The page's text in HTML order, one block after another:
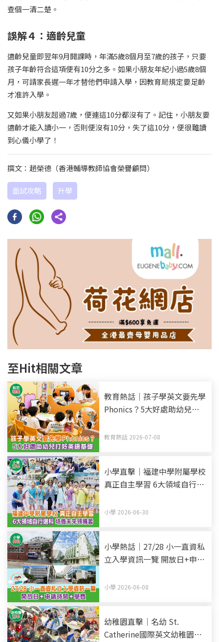
查個一清二楚。
誤解４：適齡兒童
適齡兒童即翌年9月開課時，年滿5歲8個月至7歲的孩子，只要
孩子年齡符合這項便有10分之多。如果小朋友年紀小過5歲8個
月，可請家長遲一年才替他們申請入學，因教育局規定要足齡
才准許入學。
又如果小朋友超過7歲，便連這10分都沒有了。記住，小朋友要
適齡才能入讀小一，否則便沒有10分，失了這10分，便很難讀
到心儀小學了！
撰文：趙榮德（香港輔導教師協會榮譽顧問）
面試攻略 升學
至Hit相關文章
教育熱話｜孩子學英文要先學
Phonics？5大好處助幼兒打
教育熱話 2026-07-08
小學直擊｜福建中學附屬學校
真正自主學習 6大領域自行選
小學 2026-06-30
小學熱話｜27/28 小一直資私
立入學資訊一覽 開放日+申請
小學 2026-06-08
幼稚園直擊｜名幼 St.
Catherine國際英文幼稚園暨